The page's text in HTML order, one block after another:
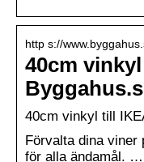
http s://
40cm
40cm vinkyl till
Förvalta dina viner
för alla ändamål.